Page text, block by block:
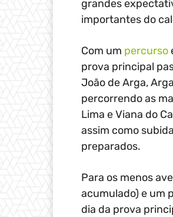
grandes
importantes do
Com um percurso
prova principal
João de Arga,
percorrendo as
Lima e Viana do
assim como
preparados.
Para os menos
acumulado) e um
dia da prova